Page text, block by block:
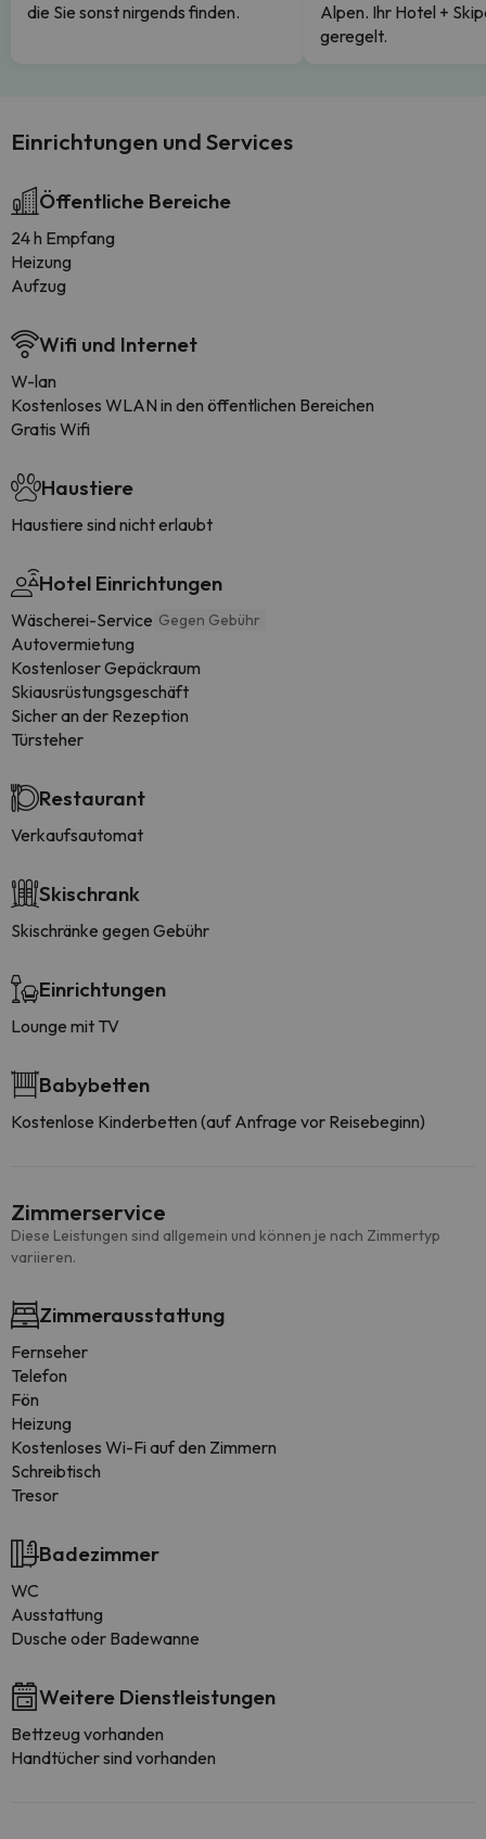
die Sie sonst nirgends finden.
Alpen. Ihr Hotel +
geregelt.
Einrichtungen und Services
Öffentliche Bereiche
24 h Empfang
Heizung
Aufzug
Wifi und Internet
W-lan
Kostenloses WLAN in den öffentlichen Bereichen
Gratis Wifi
Haustiere
Haustiere sind nicht erlaubt
Hotel Einrichtungen
Wäscherei-Service Gegen Gebühr
Autovermietung
Kostenloser Gepäckraum
Skiausrüstungsgeschäft
Sicher an der Rezeption
Türsteher
Restaurant
Verkaufsautomat
Skischrank
Skischränke gegen Gebühr
Einrichtungen
Lounge mit TV
Babybetten
Kostenlose Kinderbetten (auf Anfrage vor Reisebeginn)
Zimmerservice
Diese Leistungen sind allgemein und können je nach Zimmertyp
variieren.
Zimmerausstattung
Fernseher
Telefon
Fön
Heizung
Kostenloses Wi-Fi auf den Zimmern
Schreibtisch
Tresor
Badezimmer
WC
Ausstattung
Dusche oder Badewanne
Weitere Dienstleistungen
Bettzeug vorhanden
Handtücher sind vorhanden